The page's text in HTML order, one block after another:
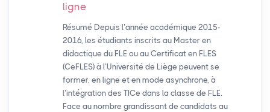
ligne
Résumé Depuis l’année académique 2015-
2016, les étudiants inscrits au Master en
didactique du FLE ou au Certificat en FLES
(CeFLES) à l’Université de Liège peuvent se
former, en ligne et en mode asynchrone, à
l’intégration des TICe dans la classe de FLE.
Face au nombre grandissant de candidats au